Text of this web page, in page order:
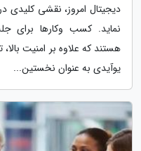
دیجیتال امروز، نقشی کلیدی
نماید. کسب وکارها برای جلب
هستند که علاوه بر امنیت
یوآیدی به عنوان نخستین...